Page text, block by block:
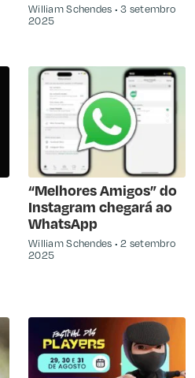
William Schendes
3 setembro
2025
“Melhores Amigos” do
Instagram chegará ao
WhatsApp
William Schendes
2 setembro
2025